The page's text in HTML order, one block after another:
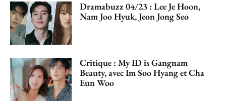
Dramabuzz 04/23 : Lee Je Hoon,
Nam Joo Hyuk, Jeon Jong Seo
Critique : My ID is Gangnam
Beauty, avec Im Soo Hyang et Cha
Eun Woo